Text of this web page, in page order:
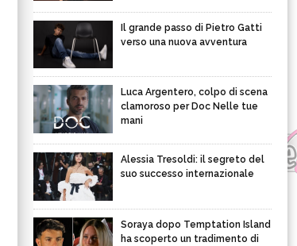
Il grande passo di Pietro Gatti
verso una nuova avventura
Luca Argentero, colpo di scena
clamoroso per Doc Nelle tue
mani
Alessia Tresoldi: il segreto del
suo successo internazionale
Soraya dopo Temptation Island
ha scoperto un tradimento di